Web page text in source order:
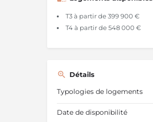
T3 à partir de 399 900 €
T4 à partir de 548 000 €
Détails
Typologies de logements
Date de disponibilité